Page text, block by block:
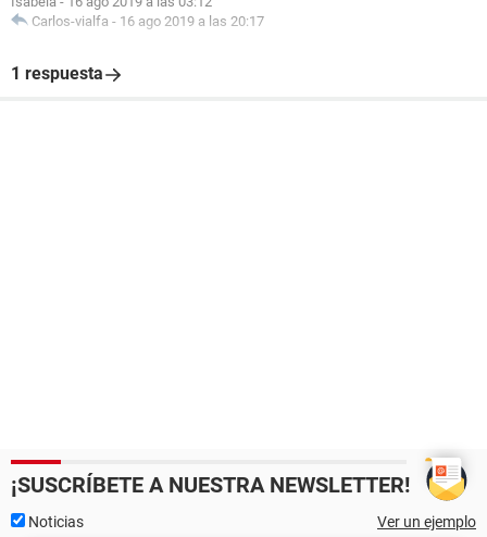
Carlos-vialfa - 16 ago 2019 a las 20:17
1 respuesta
¡SUSCRÍBETE A NUESTRA NEWSLETTER!
Noticias Ver un ejemplo